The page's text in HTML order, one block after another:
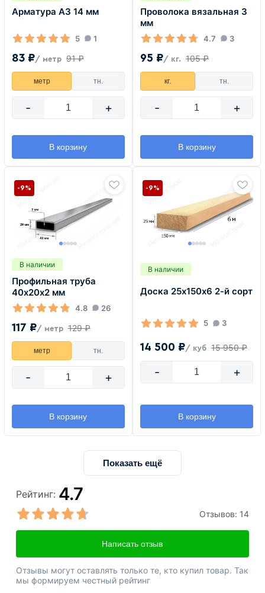
Арматура А3 14 мм
5 1
83 ₽/ метр 91 ₽
метр тн.
- +
В корзину
Проволока вязальная 3
мм
4.7 3
95 ₽/ кг. 105 ₽
кг. тн.
- +
В корзину
В наличии
Профильная труба
40х20х2 мм
4.8 26
117 ₽/ метр 129 ₽
-9%
метр тн.
- +
В корзину
В наличии
Доска 25х150х6 2-й сорт
5 3
14 500 ₽/ куб 15 950 ₽
-9%
- +
В корзину
Показать ещё
Рейтинг: 4.7
Отзывов: 14
Написать отзыв
Отзывы могут оставлять только те, кто купил товар. Так
мы формируем честный рейтинг